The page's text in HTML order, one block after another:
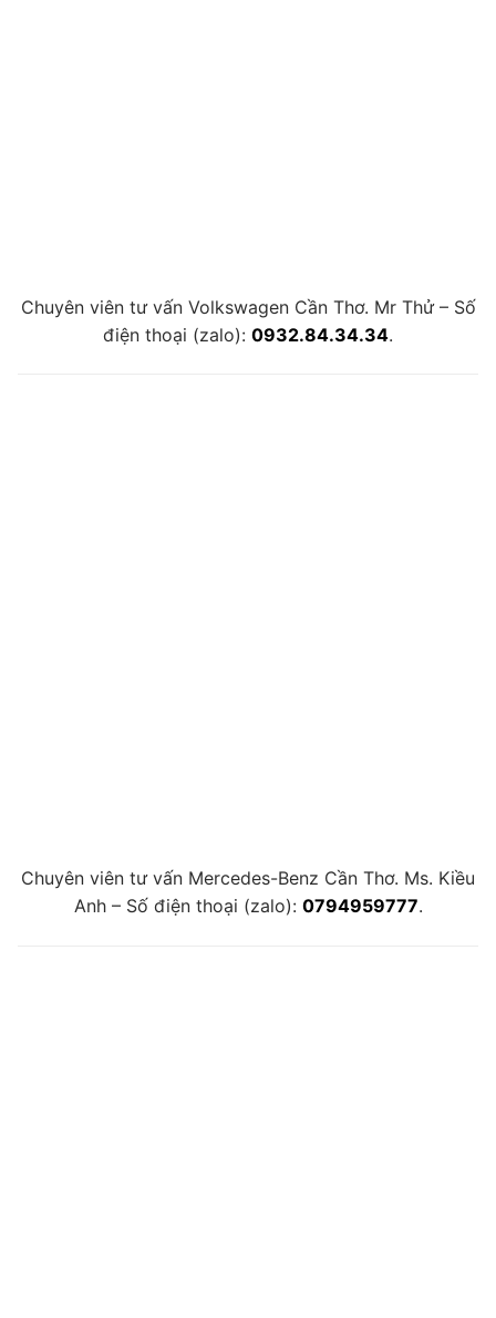
Chuyên viên tư vấn Volkswagen Cần Thơ. Mr Thử – Số
điện thoại (zalo): 0932.84.34.34.
Chuyên viên tư vấn Mercedes-Benz Cần Thơ. Ms. Kiều
Anh – Số điện thoại (zalo): 0794959777.